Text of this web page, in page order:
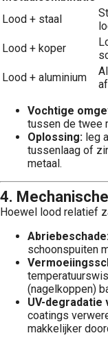
Lood + staal
Lood + koper
Lood + aluminium
af
Vochtige
tussen de twee
Oplossing: leg
tussenlaag of
metaal.
4.
Hoewel lood relatief
schoonspuiten
(nagelkoppen)
UV-degradatie
coatings
makkelijker